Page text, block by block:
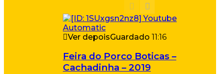
Ver depoisGuardado 11:16
Feira do Porco Boticas –
Cachadinha – 2019